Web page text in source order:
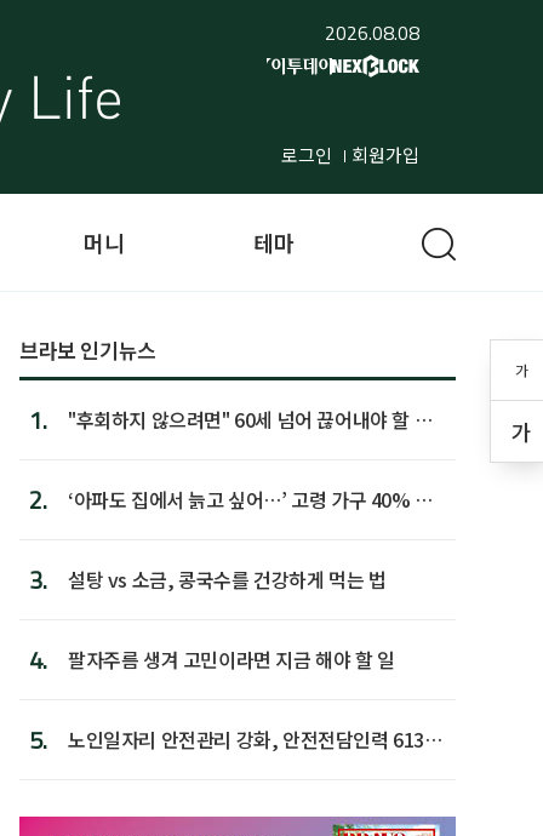
2026.08.08
로그인 회원가입
가
가
머니 테마
브라보 인기뉴스
1.
"후회하지 않으려면" 60세 넘어 끊어내야 할 사
2.
‘아파도 집에서 늙고 싶어…’ 고령 가구 40% 노
3. 설탕 vs 소금, 콩국수를 건강하게 먹는 법
4. 팔자주름 생겨 고민이라면 지금 해야 할 일
5.
노인일자리 안전관리 강화, 안전전담인력 613명